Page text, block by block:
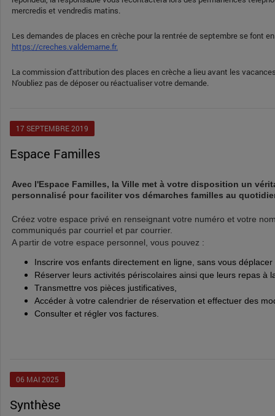
mercredis et vendredis matins.
Les demandes de places en crèche pour la rentrée de septembre se font
https://creches.valdemarne.fr.
La commission d'attribution des places en crèche a lieu avant les
N'oubliez pas de déposer ou réactualiser votre demande.
17SEPTEMBRE2019
Espace Familles
Avec l'Espace Familles, la Ville met à votre disposition un
personnalisé pour faciliter vos démarches familles au
Créez votre espace privé en renseignant votre numéro et votre
communiqués par courriel et par courrier.
A partir de votre espace personnel, vous pouvez :
Inscrire vos enfants directement en ligne, sans vous
Réserver leurs activités périscolaires ainsi que leurs repas à
Transmettre vos pièces justificatives,
Accéder à votre calendrier de réservation et effectuer des
Consulter et régler vos factures.
06 MAI2025
synthèse